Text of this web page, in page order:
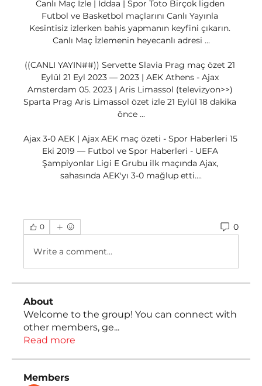
Canlı Maç İzle | İddaa | Spor Toto Birçok ligden
Futbol ve Basketbol maçlarını Canlı Yayınla
Kesintisiz izlerken bahis yapmanın keyfini çıkarın.
Canlı Maç İzlemenin heyecanlı adresi ...
((CANLI YAYIN##)) Servette Slavia Prag maç özet 21
Eylül 21 Eyl 2023 — 2023 | AEK Athens - Ajax
Amsterdam 05. 2023 | Aris Limassol (televizyon>>)
Sparta Prag Aris Limassol özet izle 21 Eylül 18 dakika
önce ...
Ajax 3-0 AEK | Ajax AEK maç özeti - Spor Haberleri 15
Eki 2019 — Futbol ve Spor Haberleri - UEFA
Şampiyonlar Ligi E Grubu ilk maçında Ajax,
sahasında AEK'yı 3-0 mağlup etti....
0 0
Write a comment...
About
Welcome to the group! You can connect with
other members, ge...
Read more
Members